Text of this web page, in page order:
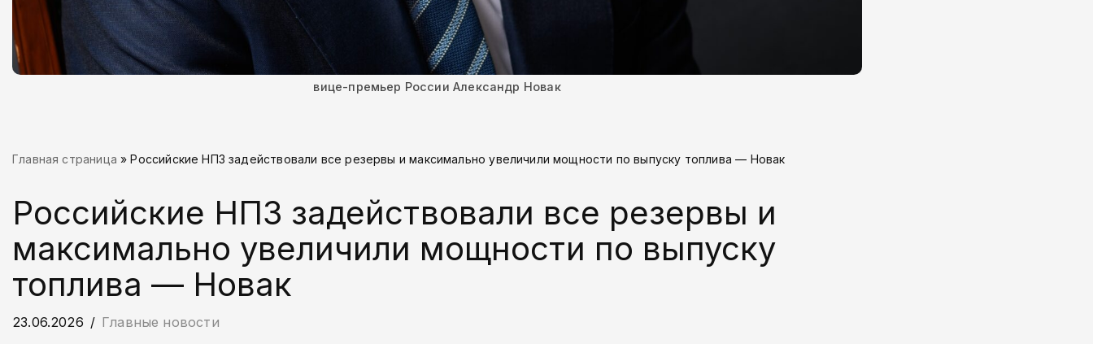
вице-премьер России Александр Новак
Главная страница »Российские НПЗ задействовали все резервы и максимально увеличили мощности по выпуску топлива — Новак
Российские НПЗ задействовали все резервы и
максимально увеличили мощности по выпуску
топлива — Новак
23.06.2026 Главные новости